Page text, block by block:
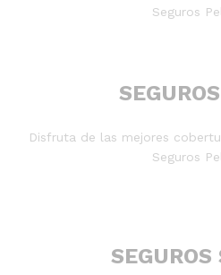
Seguros
Disfruta de las mejores
Seguros
SEGUROS